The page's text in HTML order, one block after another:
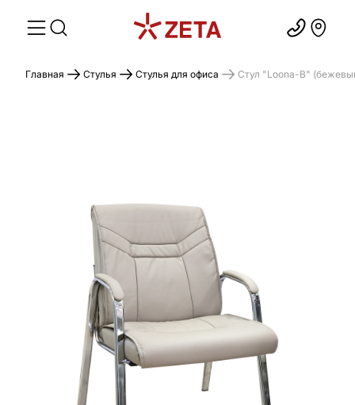
Главная Стулья Стулья для офиса Стул "Loona-B"